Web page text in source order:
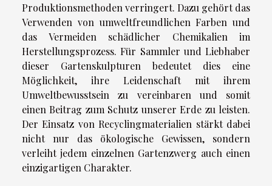
Produktionsmethoden verringert. Dazu gehört das
Verwenden von umweltfreundlichen Farben und
das Vermeiden schädlicher Chemikalien im
Herstellungsprozess. Für Sammler und Liebhaber
dieser Gartenskulpturen bedeutet dies eine
Möglichkeit, ihre Leidenschaft mit ihrem
Umweltbewusstsein zu vereinbaren und somit
einen Beitrag zum Schutz unserer Erde zu leisten.
Der Einsatz von Recyclingmaterialien stärkt dabei
nicht nur das ökologische Gewissen, sondern
verleiht jedem einzelnen Gartenzwerg auch einen
einzigartigen Charakter.